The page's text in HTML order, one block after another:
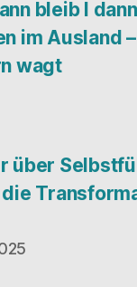
bleib I
im Ausland
wagt
über